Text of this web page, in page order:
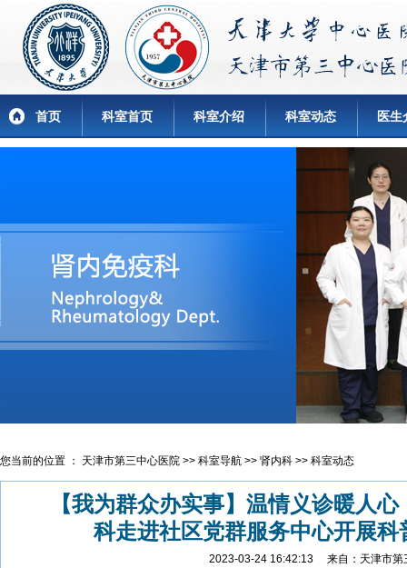
首页 科室首页 科室介绍 科室动态 医生
您当前的位置 ： 天津市第三中心医院 >> 科室导航 >> 肾内科 >> 科室动态
【我为群众办实事】温情义诊暖人
科走进社区党群服务中心开展
2023-03-24 16:42:13 来自：天津市第